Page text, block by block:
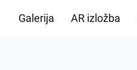
Galerija AR izložba